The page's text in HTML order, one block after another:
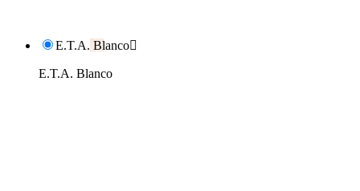
E.T.A. Blanco
E.T.A. Blanco